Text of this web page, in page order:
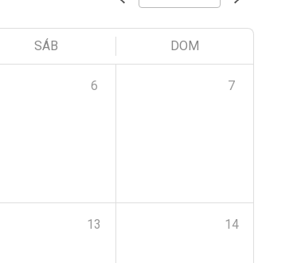
SÁB DOM
6 7
13 14